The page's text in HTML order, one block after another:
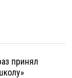
принял